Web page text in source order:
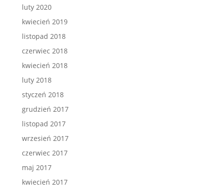
luty 2020
kwiecień 2019
listopad 2018
czerwiec 2018
kwiecień 2018
luty 2018
styczeń 2018
grudzień 2017
listopad 2017
wrzesień 2017
czerwiec 2017
maj 2017
kwiecień 2017